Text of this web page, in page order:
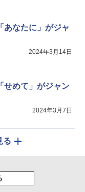
あなたに」がジャ
2024年3月14日
せめて」がジャン
2024年3月7日
る